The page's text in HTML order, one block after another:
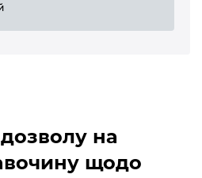
на
щодо